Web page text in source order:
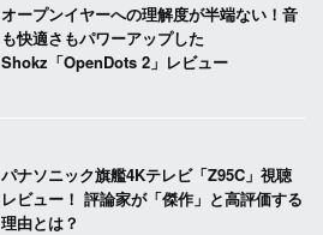
オープンイヤーへの理解度が半端ない！音
も快適さもパワーアップした
Shokz「OpenDots 2」レビュー
パナソニック旗艦4Kテレビ「Z95C」視聴
レビュー！ 評論家が「傑作」と高評価する
理由とは？